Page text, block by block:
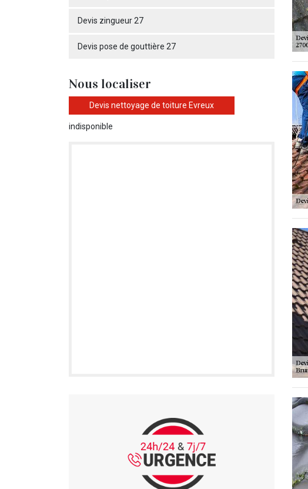
Devis zingueur 27
Devis pose de gouttière 27
Nous localiser
Devis nettoyage de toiture Evreux
indisponible